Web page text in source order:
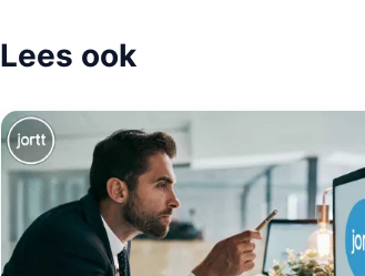
Lees ook